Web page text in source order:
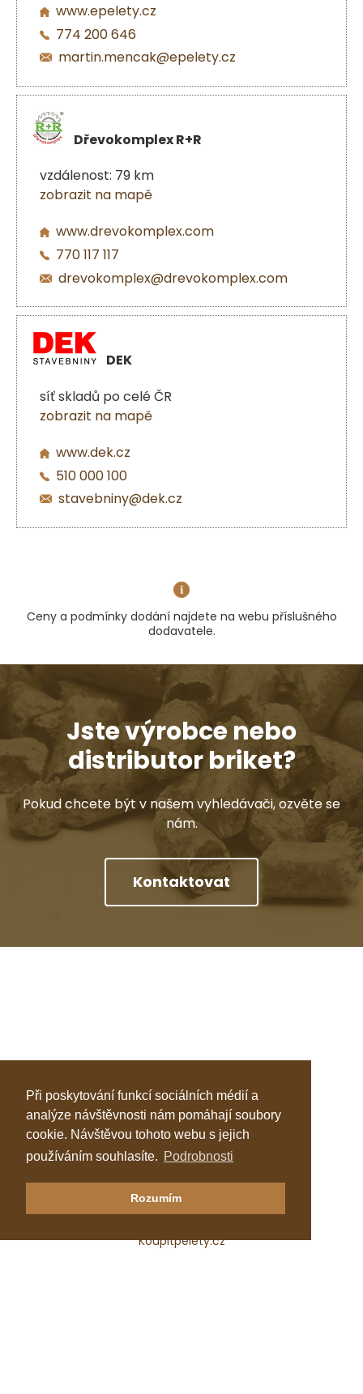
Při poskytování funkcí sociálních médií a
analýze návštěvnosti nám pomáhají soubory
cookie. Návštěvou tohoto webu s jejich
používáním souhlasíte. Podrobnosti
Rozumím
www.epelety.cz
774 200 646
martin.mencak@epelety.cz
Dřevokomplex R+R
vzdálenost: 79 km
zobrazit na mapě
www.drevokomplex.com
770 117 117
drevokomplex@drevokomplex.com
DEK
síť skladů po celé ČR
zobrazit na mapě
www.dek.cz
510 000 100
stavebniny@dek.cz
Ceny a podmínky dodání najdete na webu příslušného
dodavatele.
Jste výrobce nebo
distributor briket?
Pokud chcete být v našem vyhledávači, ozvěte se
nám.
Kontaktovat
Klastr Česká peleta
Katalog topenářů
Koupitpelety.cz